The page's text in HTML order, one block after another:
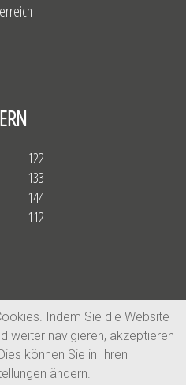
122
133
144
112
Indem Sie die Website
weiter navigieren, akzeptieren
können Sie in Ihren
ändern.